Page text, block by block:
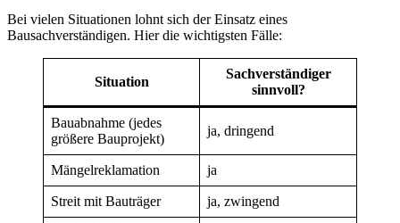
Bei vielen Situationen lohnt sich der Einsatz eines
Bausachverständigen. Hier die wichtigsten Fälle:
Situation
Sachverständiger
sinnvoll?
Bauabnahme (jedes
größere Bauprojekt)
ja, dringend
Mängelreklamation ja
Streit mit Bauträger ja, zwingend